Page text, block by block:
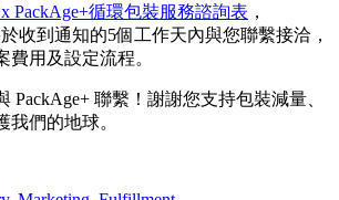
PackAge+循環包裝服務諮詢表 ，
收到通知的5個工作天內與您聯繫接洽，
費用及設定流程。
PackAge+ 聯繫！謝謝您支持包裝減量、
我們的地球。